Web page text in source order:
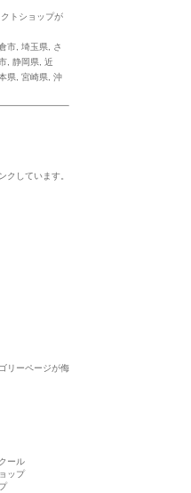
トショップが
市 埼玉県
さ
静岡県 近
県 宮崎県 沖
クしています。
リーページが侮
ール
ップ